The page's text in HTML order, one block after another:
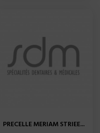
PRECELLE MERIAM STRIEE...